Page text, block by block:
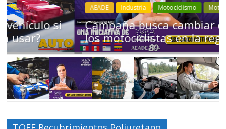
AEADE Industria Motociclismo Motos Movilidad
Campaña busca cambiar destino de
los motociclistas en la región